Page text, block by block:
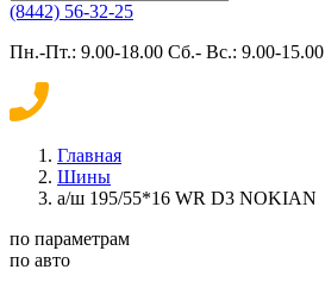
(8442) 56-32-25
Пн.-Пт.: 9.00-18.00 Сб.- Вс.: 9.00-15.00
Главная
Шины
а/ш 195/55*16 WR D3 NOKIAN
по параметрам
по авто